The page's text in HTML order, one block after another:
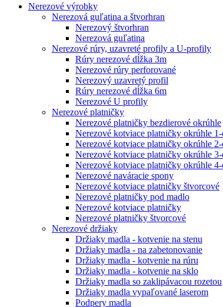
Nerezové výrobky
Nerezová guľatina a štvorhran
Nerezový štvorhran
Nerezová guľatina
Nerezové rúry, uzavreté profily a U-profily
Rúry nerezové dĺžka 3m
Nerezové rúry perforované
Nerezový uzavretý profil
Rúry nerezové dĺžka 6m
Nerezové U profily
Nerezové platničky
Nerezové platničky bezdierové okrúhle
Nerezové kotviace platničky okrúhle
Nerezové kotviace platničky okrúhle
Nerezové kotviace platničky okrúhle
Nerezové kotviace platničky okrúhle
Nerezové naváracie spony
Nerezové kotviace platničky štvorcové
Nerezové platničky pod madlo
Nerezové kotviace platničky
Nerezové platničky štvorcové
Nerezové držiaky
Držiaky madla - kotvenie na stenu
Držiaky madla - na zabetonovanie
Držiaky madla - kotvenie na rúru
Držiaky madla - kotvenie na sklo
Držiaky madla so zaklipávacou rozetou
Držiaky madla vypaľované laserom
Podpery madla